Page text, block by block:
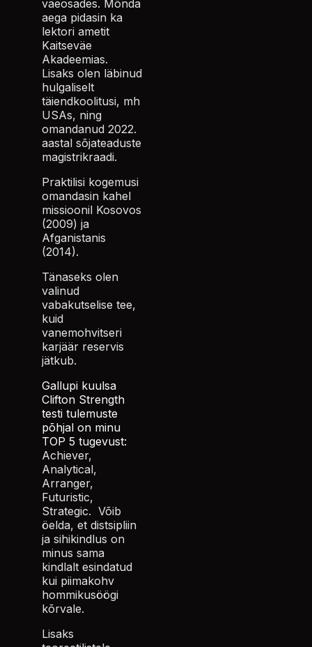
väeosades. Mõnda
aega pidasin ka
lektori ametit
Kaitseväe
Akadeemias.
Lisaks olen läbinud
hulgaliselt
täiendkoolitusi, mh
USAs, ning
omandanud 2022.
aastal sõjateaduste
magistrikraadi.
Praktilisi kogemusi
omandasin kahel
missioonil Kosovos
(2009) ja
Afganistanis
(2014).
Tänaseks olen
valinud
vabakutselise tee,
kuid
vanemohvitseri
karjäär reservis
jätkub.
Gallupi kuulsa
Clifton Strength
testi tulemuste
põhjal on minu
TOP 5 tugevust:
Achiever,
Analytical,
Arranger,
Futuristic,
Strategic. Võib
öelda, et distsipliin
ja sihikindlus on
minus sama
kindlalt esindatud
kui piimakohv
hommikusöögi
kõrvale.
Lisaks